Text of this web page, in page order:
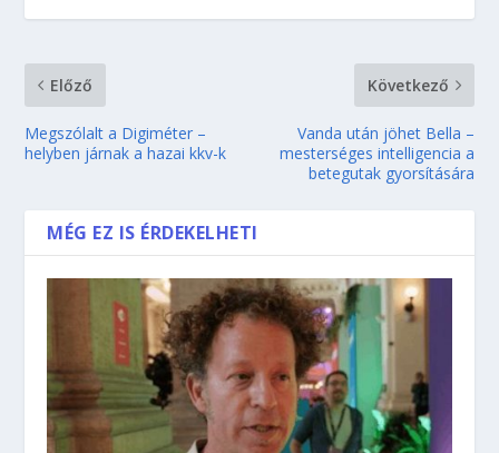
Előző
Megszólalt a Digiméter –
helyben járnak a hazai kkv-k
Következő
Vanda után jöhet Bella –
mesterséges intelligencia a
betegutak gyorsítására
MÉG EZ IS ÉRDEKELHETI